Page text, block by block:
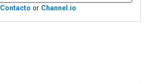
Contacto or Channel.io